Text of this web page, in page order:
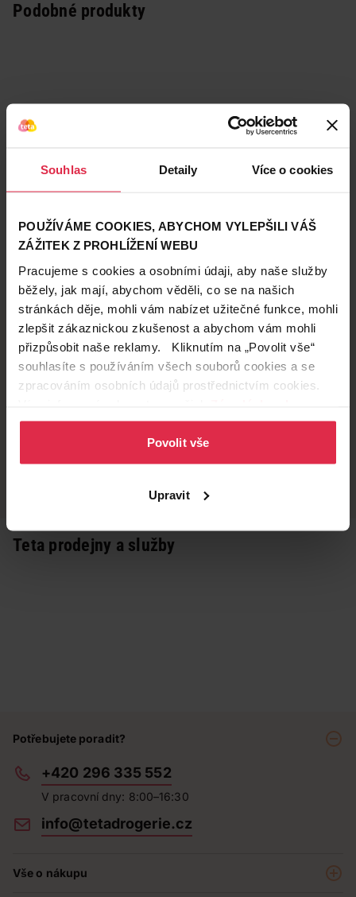
Souhlas Detaily Více o cookies
POUŽÍVÁME COOKIES, ABYCHOM VYLEPŠILI VÁŠ
ZÁŽITEK Z PROHLÍŽENÍ WEBU
Pracujeme s cookies a osobními údaji, aby naše služby
běžely, jak mají, abychom věděli, co se na našich
stránkách děje, mohli vám nabízet užitečné funkce, mohli
zlepšit zákaznickou zkušenost a abychom vám mohli
přizpůsobit naše reklamy. Kliknutím na „Povolit vše“
souhlasíte s používáním všech souborů cookies a se
zpracováním osobních údajů prostřednictvím cookies.
osobních údajů.
Povolit vše
Upravit
Podobné produkty
Doručení zdarma
při nákupu nad 1 200 Kč
Věrnostní slevy
ušetřete s Teta klubem
Vyzvednutí na
Široká síť prodejen
Teta prodejny a služby
Potřebujete poradit?
+420 296 335 552
V pracovní dny: 8:00–16:30
info@tetadrogerie.cz
Vše o nákupu